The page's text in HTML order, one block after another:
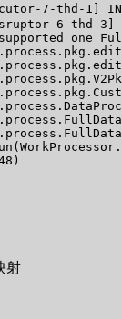
7-thd-1]
6-thd-3]
one
射